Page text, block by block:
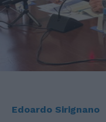
Edoardo Sirignano